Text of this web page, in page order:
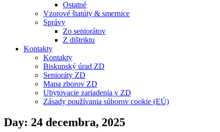
Ostatné
Vzorové štatúty & smernice
Správy
Zo seniorátov
Z dištriktu
Kontakty
Kontakty
Biskupský úrad ZD
Senioráty ZD
Mapa zborov ZD
Ubytovacie zariadenia v ZD
Zásady používania súborov cookie (EÚ)
Day: 24 decembra, 2025